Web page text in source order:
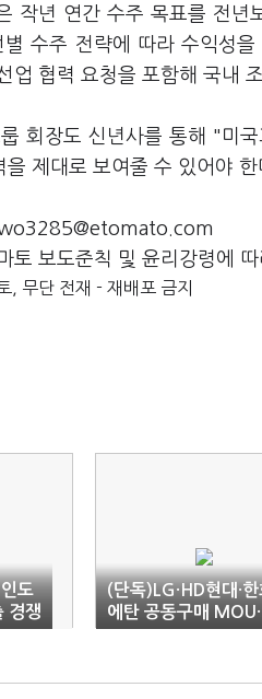
작년 연간 수주 목표를 전
수주 전략에 따라 수익성
업 협력 요청을 포함해 국내
회장도 신년사를 통해 "미
제대로 보여줄 수 있어야 한
토 보도준칙 및 윤리강령에
무단 전재 - 재배포 금지
도
경쟁
(단독)LG·HD현대·
에탄 공동구매
롯데는 이탈